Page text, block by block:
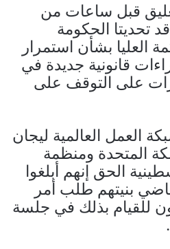
قبل ساعات من
تحديتا الحكومة
العليا بشأن استمرار
قانونية جديدة في
على التوقف على
العمل العالمية ليجان
المتحدة ومنظمة
الحق إنهم أبلغوا
بنيتهم ​​طلب أمر
للقيام بذلك في جلسة